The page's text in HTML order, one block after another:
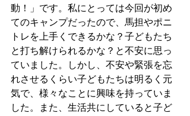
動！」です。私にとっては今回が初め
てのキャンプだったので、馬担やポニ
トレを上手くできるかな？子どもたち
と打ち解けられるかな？と不安に思っ
ていました。しかし、不安や緊張を忘
れさせるくらい子どもたちは明るく元
気で、様々なことに興味を持っていま
した。また、生活共にしていると子ど